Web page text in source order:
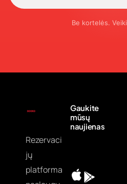
Be kortelės.
Rezervaci
jų
platforma
Gaukite
mūsų
naujienas